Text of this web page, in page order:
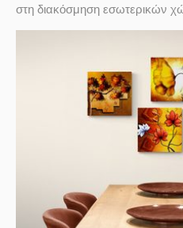
στη διακόσμηση εσωτερικών